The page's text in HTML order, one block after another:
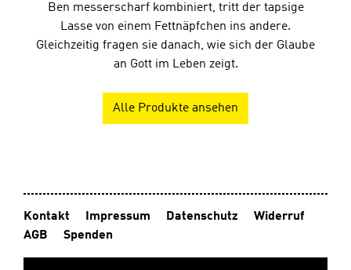
Ben messerscharf kombiniert, tritt der tapsige
Lasse von einem Fettnäpfchen ins andere.
Gleichzeitig fragen sie danach, wie sich der Glaube
an Gott im Leben zeigt.
Alle Produkte ansehen
Kontakt Impressum Datenschutz
Widerruf
AGB
Spenden